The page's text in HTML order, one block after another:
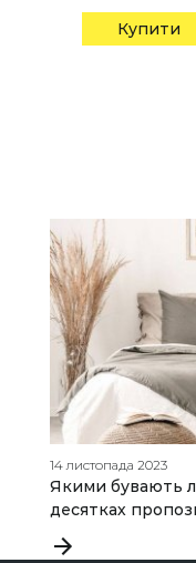
Купити
14 листопада 2023
Якими бувають
десятках